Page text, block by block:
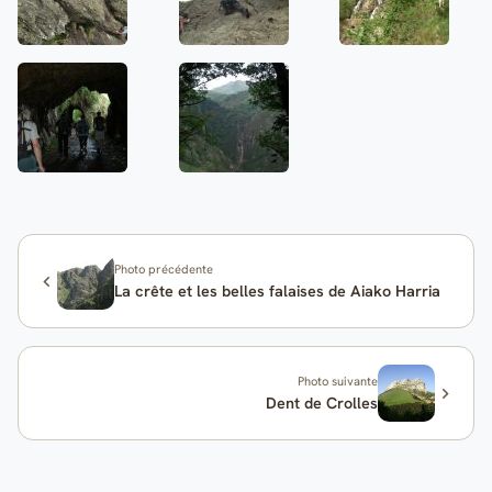
Photo précédente
La crête et les belles falaises de Aiako Harria
Photo suivante
Dent de Crolles